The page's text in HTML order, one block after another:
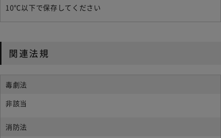
10℃以下で保存してください
関連法規
毒劇法
非該当
消防法